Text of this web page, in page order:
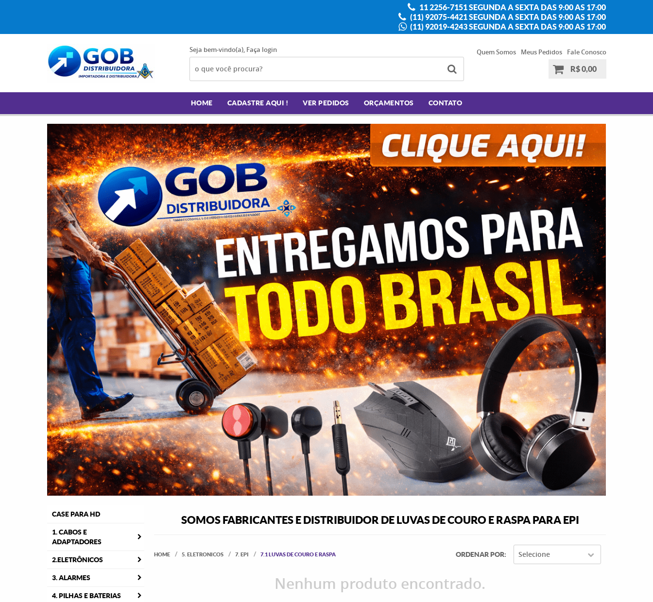
11 2256-7151 SEGUNDA A SEXTA DAS 9:00 AS 17:00
(11) 92075-4421 SEGUNDA A SEXTA DAS 9:00 AS 17:00
(11) 92019-4243 SEGUNDA A SEXTA DAS 9:00 AS 17:00
Seja bem-vindo(a), Faça login Quem Somos Meus Pedidos
Fale Conosco
R$ 0,00
HOME CADASTRE AQUI ! VER PEDIDOS ORÇAMENTOS CONTATO
CASE PARA HD
1. CABOS E
ADAPTADORES
2.ELETRÔNICOS
3. ALARMES
4. PILHAS E BATERIAS
SOMOS FABRICANTES E DISTRIBUIDOR DE LUVAS DE COURO E RASPA PARA EPI
HOME 5. ELETRONICOS 7. EPI 7.1 LUVAS DE COURO E RASPA ORDENAR POR Selecione
Nenhum produto encontrado.